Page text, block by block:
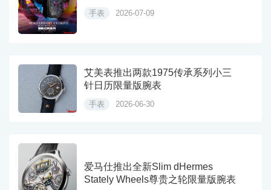
手表 2026-07-09
艾美表推出两款1975传承系列小三
针日历限量版腕表
手表 2026-06-30
爱马仕推出全新Slim dHermes
Stately Wheels尊贵之轮限量版腕表